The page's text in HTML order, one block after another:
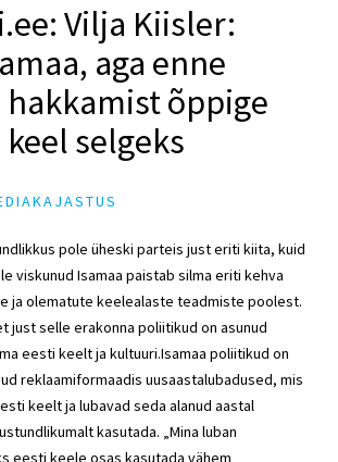
Vilja Kiisler:
aga enne
õppige
selgeks
pole üheski parteis just eriti kiita, kuid
viskunud Isamaa paistab silma eriti kehva
ja olematute keelealaste teadmiste poolest.
just selle erakonna poliitikud on asunud
eesti keelt ja kultuuri.Isamaa poliitikud on
reklaamiformaadis uusaastalubadused, mis
keelt ja lubavad seda alanud aastal
kasutada. „Mina luban
eesti keele osas kasutada vähem